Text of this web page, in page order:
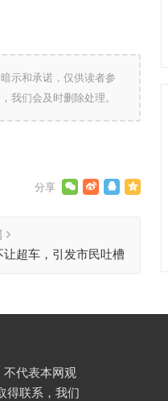
示和承诺，仅供读者参
我们会及时删除处理。
超车，引发市民吐槽
不代表本网观
得联系，我们